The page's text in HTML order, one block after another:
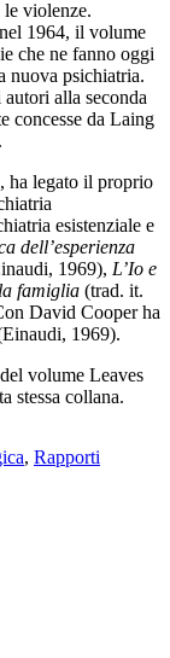
violenze.
1964, il volume
che ne fanno oggi
nuova psichiatria.
alla seconda
concesse da Laing
ha legato il proprio
esistenziale e
dell’esperienza
1969), L’Io e
famiglia (trad. it.
David Cooper ha
1969).
volume Leaves
stessa collana.
, Rapporti